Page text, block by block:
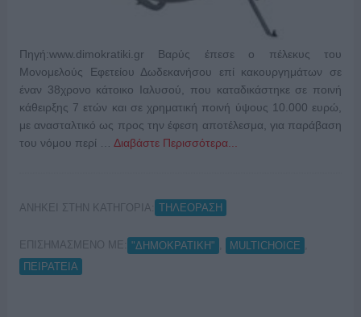
Πηγή:www.dimokratiki.gr Βαρύς έπεσε ο πέλεκυς του
Μονομελούς Εφετείου Δωδεκανήσου επί κακουργημάτων σε
έναν 38χρονο κάτοικο Ιαλυσού, που καταδικάστηκε σε ποινή
κάθειρξης 7 ετών και σε χρηματική ποινή ύψους 10.000 ευρώ,
με ανασταλτικό ως προς την έφεση αποτέλεσμα, για παράβαση
του νόμου περί … Διαβάστε Περισσότερα...
ΑΝΗΚΕΙ ΣΤΗΝ ΚΑΤΗΓΟΡΙΑ: ΤΗΛΕΟΡΑΣΗ
ΕΠΙΣΗΜΑΣΜΕΝΟ ΜΕ: "ΔΗΜΟΚΡΑΤΙΚΗ" MULTICHOICE
ΠΕΙΡΑΤΕΙΑ